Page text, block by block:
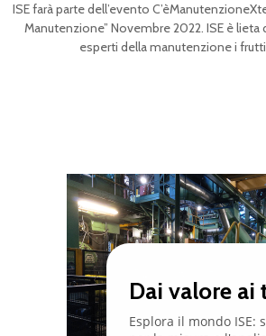
ISE farà parte dell’evento
Manutenzione” Novembre 2022. ISE è
esperti della manutenzione i
Dai valore ai
Esplora il mondo ISE: